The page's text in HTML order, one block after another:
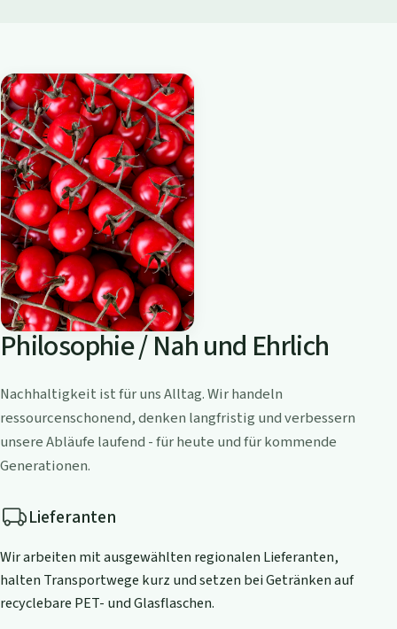
Philosophie / Nah und Ehrlich
Nachhaltigkeit ist für uns Alltag. Wir handeln
ressourcenschonend, denken langfristig und verbessern
unsere Abläufe laufend - für heute und für kommende
Generationen.
Lieferanten
Wir arbeiten mit ausgewählten regionalen Lieferanten,
halten Transportwege kurz und setzen bei Getränken auf
recyclebare PET- und Glasflaschen.